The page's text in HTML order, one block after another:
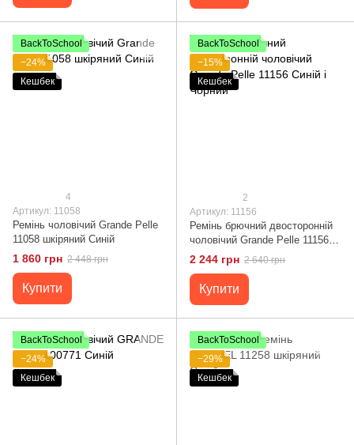
BackToSchool
−24%
Кешбек
4
Артикул: 11058
Ремінь чоловічий Grande Pelle
11058 шкіряний Синій
1 860 грн 2 448 грн
Купити
BackToSchool
−15%
Кешбек
2
Артикул: 11156
Ремінь брючний двосторонній
чоловічий Grande Pelle 11156
Синій і Чорний
2 244 грн 2 640 грн
Купити
BackToSchool
−24%
Кешбек
BackToSchool
−29%
Кешбек